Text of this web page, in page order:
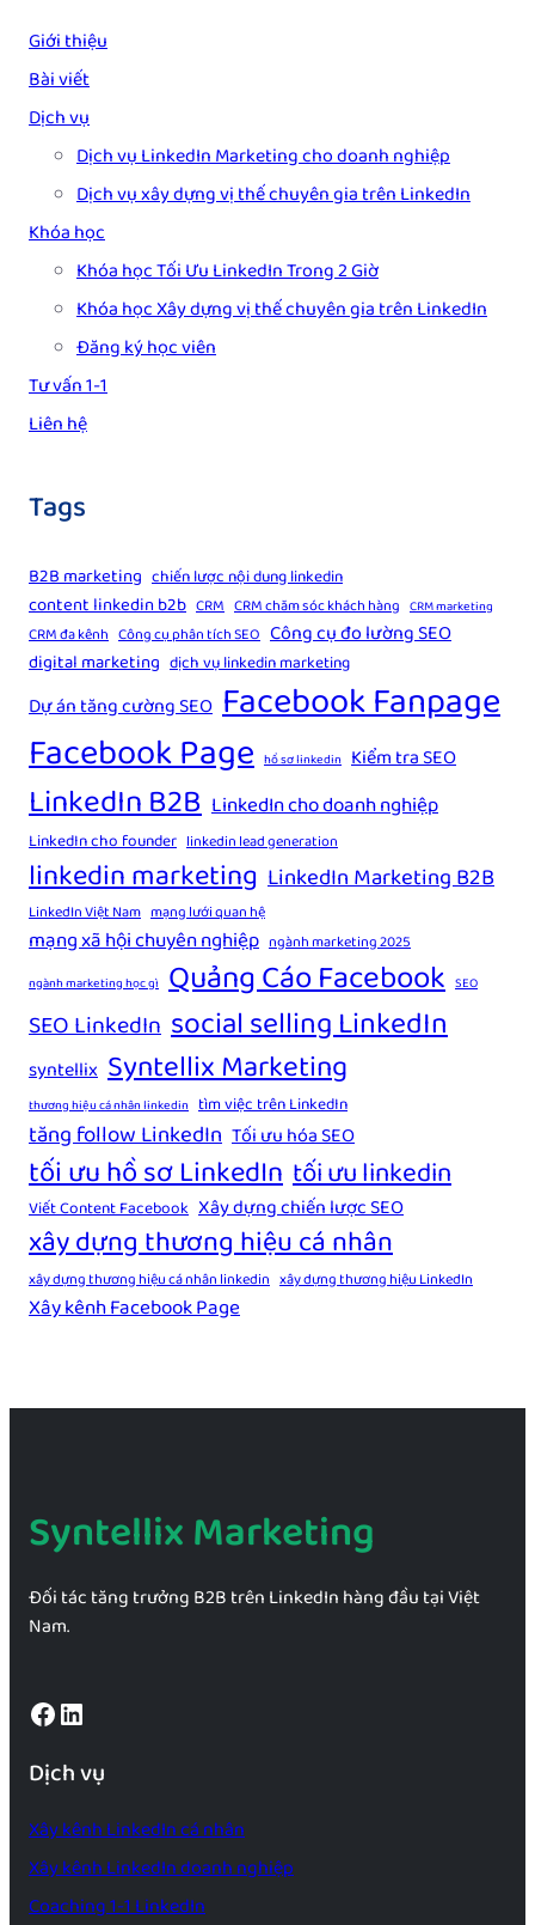
Giới thiệu
Bài viết
Dịch vụ
Dịch vụ LinkedIn Marketing cho doanh nghiệp
Dịch vụ xây dựng vị thế chuyên gia trên LinkedIn
Khóa học
Khóa học Tối Ưu LinkedIn Trong 2 Giờ
Khóa học Xây dựng vị thế chuyên gia trên LinkedIn
Đăng ký học viên
Tư vấn 1-1
Liên hệ
Tags
B2B marketing chiến lược nội dung linkedin
content linkedin b2b CRM CRM chăm sóc khách hàng CRM marketing
CRM đa kênh Công cụ phân tích SEO Công cụ đo lường SEO
digital marketing dịch vụ linkedin marketing
Dự án tăng cường SEO Facebook Fanpage
Facebook Page hồ sơ linkedin Kiểm tra SEO
LinkedIn B2B LinkedIn cho doanh nghiệp
LinkedIn cho founder linkedin lead generation
linkedin marketing LinkedIn Marketing B2B
LinkedIn Việt Nam mạng lưới quan hệ
mạng xã hội chuyên nghiệp ngành marketing 2025
ngành marketing học gì Quảng Cáo Facebook SEO
SEO LinkedIn social selling LinkedIn
syntellix Syntellix Marketing
thương hiệu cá nhân linkedin tìm việc trên LinkedIn
tăng follow LinkedIn Tối ưu hóa SEO
tối ưu hồ sơ LinkedIn tối ưu linkedin
Viết Content Facebook Xây dựng chiến lược SEO
xây dựng thương hiệu cá nhân
xây dựng thương hiệu cá nhân linkedin xây dựng thương hiệu LinkedIn
Xây kênh Facebook Page
Syntellix Marketing
Đối tác tăng trưởng B2B trên LinkedIn hàng đầu tại Việt
Nam.
Facebook LinkedIn
Dịch vụ
Xây kênh LinkedIn cá nhân
Xây kênh LinkedIn doanh nghiệp
Coaching 1-1 LinkedIn